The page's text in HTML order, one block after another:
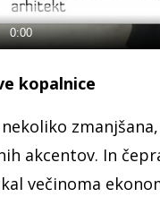
Duration
0:00
kopalnice
nekoliko
akcentov. In
večinoma